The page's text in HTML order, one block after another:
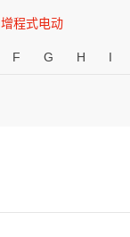
增程式电动
F G H I